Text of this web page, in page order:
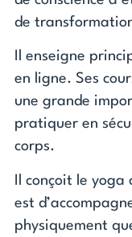
de
Il enseigne
en ligne. Ses
une grande
pratiquer en
corps.
Il conçoit le
est
physiquement